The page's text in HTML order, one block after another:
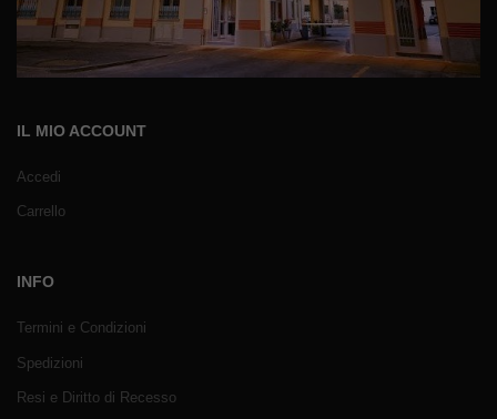
IL MIO ACCOUNT
Accedi
Carrello
INFO
Termini e Condizioni
Spedizioni
Resi e Diritto di Recesso